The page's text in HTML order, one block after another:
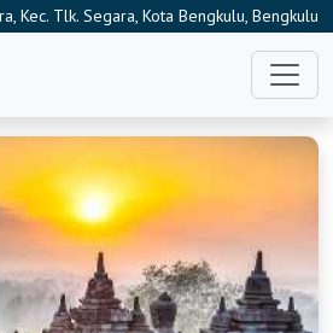
Kec. Tlk. Segara, Kota Bengkulu, Bengkulu